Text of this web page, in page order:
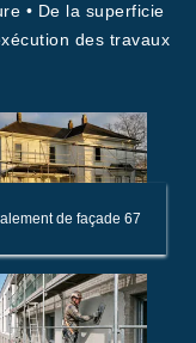
• De la superficie
des travaux
de façade 67